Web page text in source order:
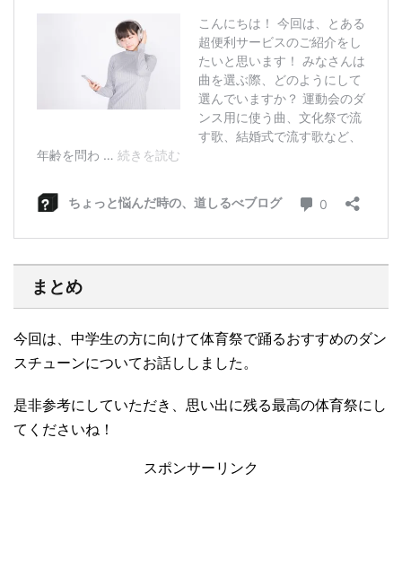
まとめ
今回は、中学生の方に向けて体育祭で踊るおすすめのダン
スチューンについてお話ししました。
是非参考にしていただき、思い出に残る最高の体育祭にし
てくださいね！
スポンサーリンク